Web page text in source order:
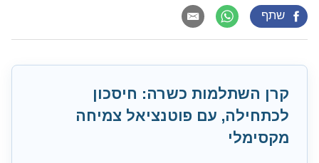
שתף
קרן השתלמות כשרה: חיסכון
לכתחילה, עם פוטנציאל צמיחה
מקסימלי